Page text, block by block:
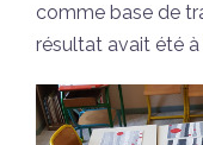
comme base de
résultat avait été à